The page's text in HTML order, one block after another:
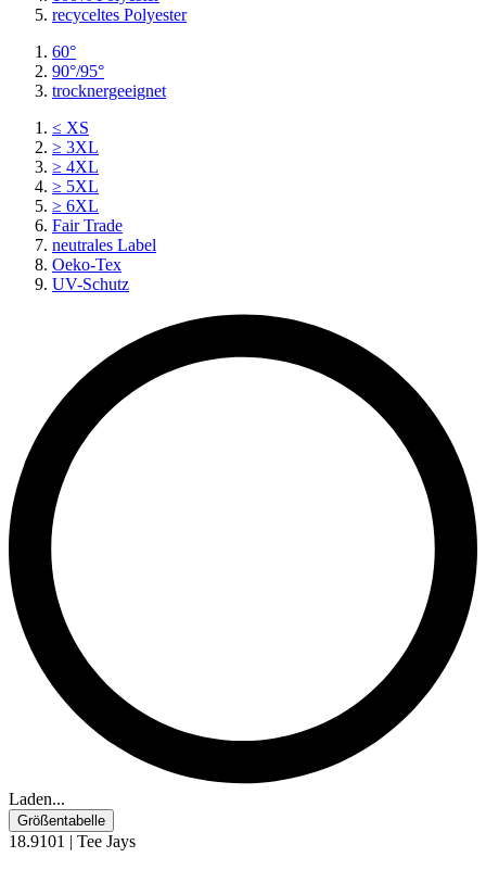
recyceltes Polyester
60°
90°/95°
trocknergeeignet
≤ XS
≥ 3XL
≥ 4XL
≥ 5XL
≥ 6XL
Fair Trade
neutrales Label
Oeko-Tex
UV-Schutz
Laden...
Größentabelle
18.9101 | Tee Jays